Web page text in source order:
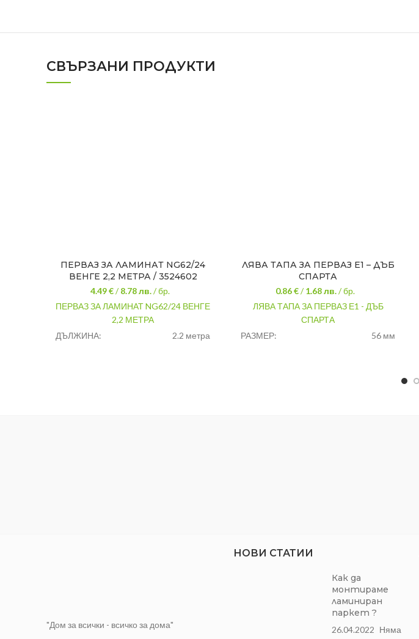
СВЪРЗАНИ ПРОДУКТИ
ПЕРВАЗ ЗА ЛАМИНАТ NG62/24
ВЕНГЕ 2,2 МЕТРА / 3524602
4.49 €/8.78лв. / бр.
ПЕРВАЗ ЗА ЛАМИНАТ NG62/24 ВЕНГЕ
2,2 МЕТРА
ДЪЛЖИНА:
2.2 метра
ЛЯВА ТАПА ЗА ПЕРВАЗ Е1 – ДЪБ
СПАРТА
0.86 €/1.68лв. / бр.
ЛЯВА ТАПА ЗА ПЕРВАЗ Е1 - ДЪБ
СПАРТА
РАЗМЕР:
56 мм
"Дом за всички - всичко за дома"
НОВИ СТАТИИ
Как да
монтираме
ламиниран
паркет ?
26.04.2022 Няма